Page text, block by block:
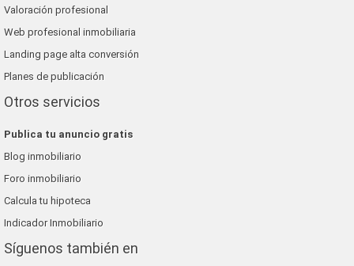
Valoración profesional
Web profesional inmobiliaria
Landing page alta conversión
Planes de publicación
Otros servicios
Publica tu anuncio gratis
Blog inmobiliario
Foro inmobiliario
Calcula tu hipoteca
Indicador Inmobiliario
Síguenos también en